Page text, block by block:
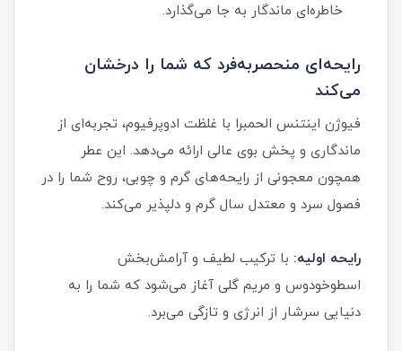
خاطره‌ای ماندگار به جا می‌گذارد.
رایحه‌ای منحصربه‌فرد که شما را درخشان
می‌کند
فیوژن اینتنس الحمبرا با غلظت ادوپرفیوم، تجربه‌ای از
ماندگاری و پخش بوی عالی ارائه می‌دهد. این عطر
همچون معجونی از رایحه‌های گرم و چوبی، روح شما را در
فصول سرد و معتدل سال گرم و دلپذیر می‌کند.
رایحه اولیه: با ترکیب لطیف و آرامش‌بخش
اسطوخودوس و مریم گلی آغاز می‌شود که شما را به
دنیایی سرشار از انرژی و تازگی می‌برد.